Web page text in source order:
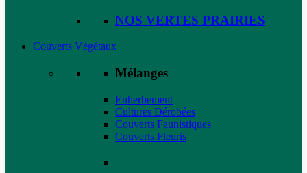
NOS VERTES PRAIRIES
Couverts Végétaux
Mélanges
Enherbement
Cultures Dérobées
Couverts Faunistiques
Couverts Fleuris